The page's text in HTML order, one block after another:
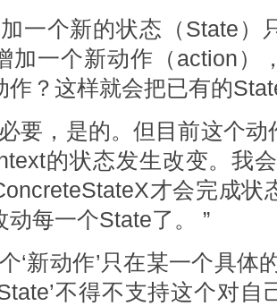
⼀个新的状态（State）
加⼀个新动作（action）
作？这样就会把已有的
要，是的。但⽬前这个
的状态发⽣改变。我
才会完成状
动每⼀个State了。 ”
‘新动作’只在某⼀个具
不得不⽀持这个对